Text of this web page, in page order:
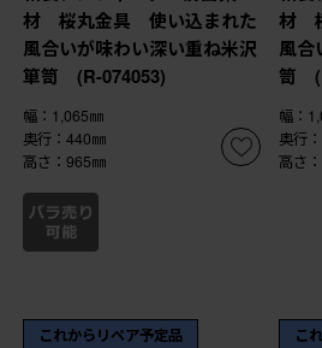
材 桜丸金具 使い込まれた
風合いが味わい深い重ね米沢
箪笥 (R-074053)
幅：1,065㎜
奥行：440㎜
高さ：965㎜
材
風合
笥
幅：
奥行
高さ
これからリペア予定品 こ